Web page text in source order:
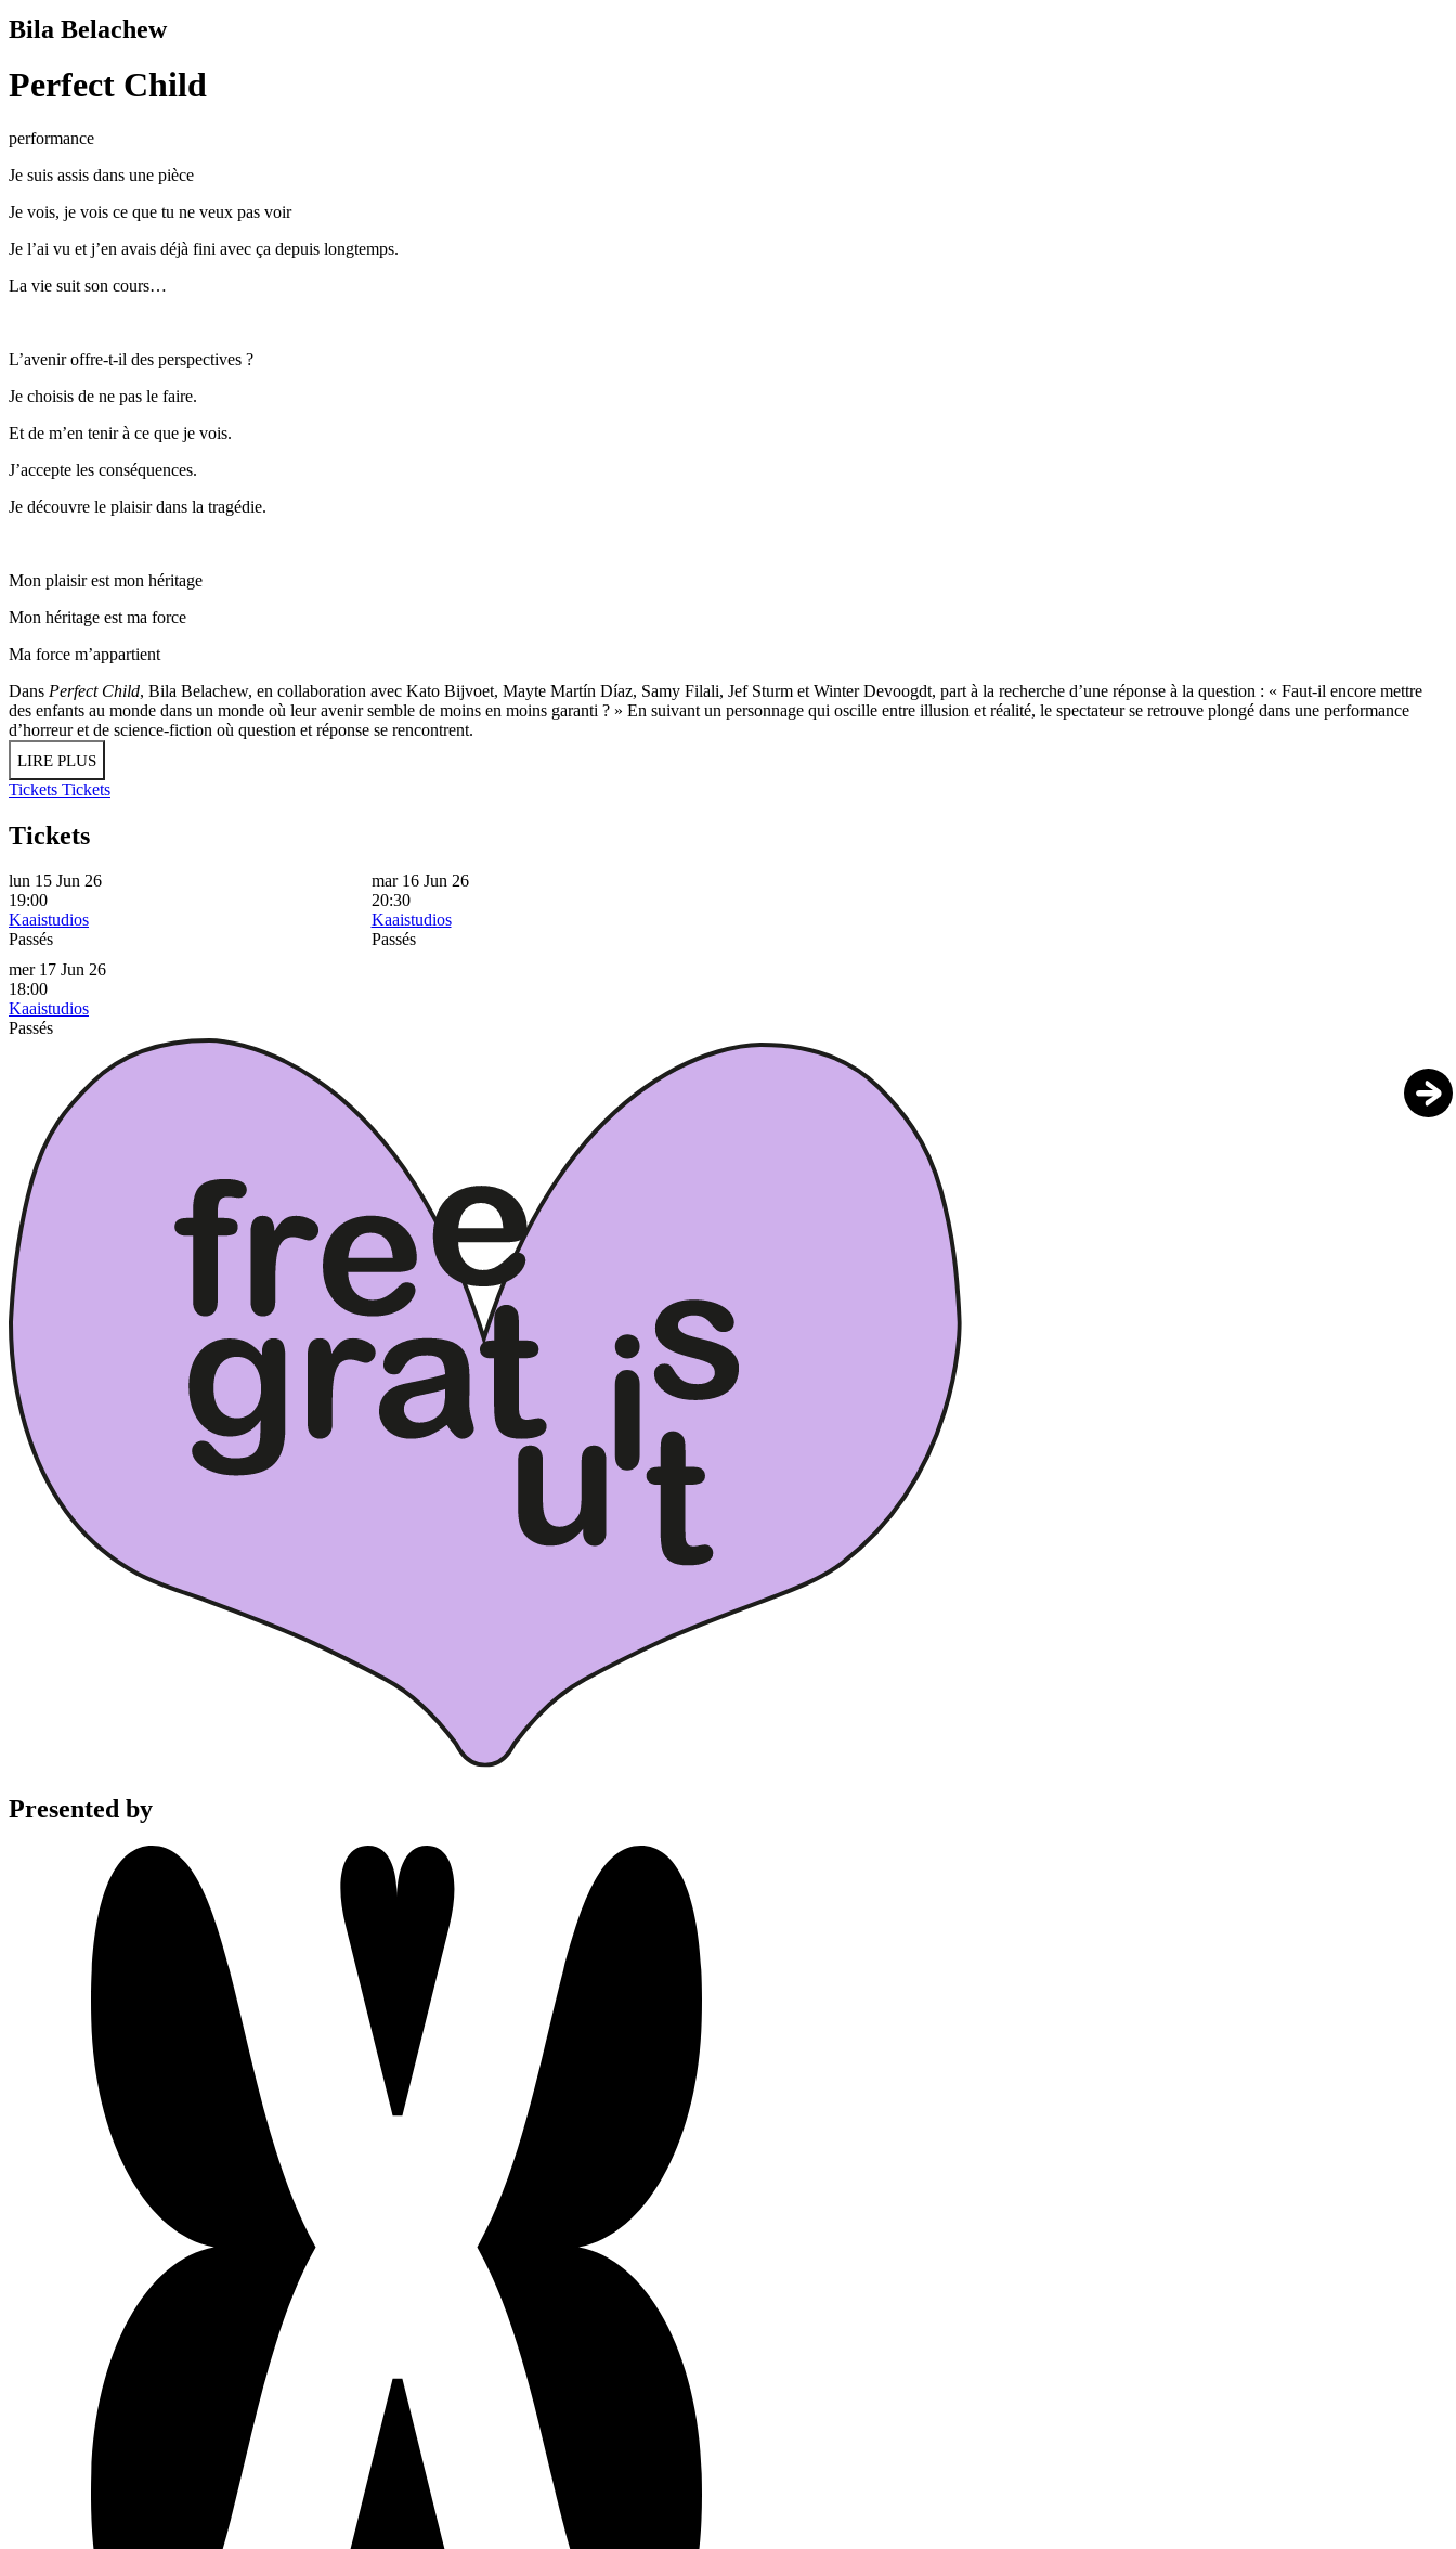
Bila Belachew
Perfect Child
performance
Je suis assis dans une pièce
Je vois, je vois ce que tu ne veux pas voir
Je l’ai vu et j’en avais déjà fini avec ça depuis longtemps.
La vie suit son cours…
L’avenir offre-t-il des perspectives ?
Je choisis de ne pas le faire.
Et de m’en tenir à ce que je vois.
J’accepte les conséquences.
Je découvre le plaisir dans la tragédie.
Mon plaisir est mon héritage
Mon héritage est ma force
Ma force m’appartient
Dans Perfect Child, Bila Belachew, en collaboration avec Kato Bijvoet, Mayte Martín Díaz, Samy Filali, Jef Sturm et Winter Devoogdt, part à la recherche d’une réponse à la question : « Faut-il encore mettre
des enfants au monde dans un monde où leur avenir semble de moins en moins garanti ? » En suivant un personnage qui oscille entre illusion et réalité, le spectateur se retrouve plongé dans une performance
d’horreur et de science-fiction où question et réponse se rencontrent.
LIRE PLUS
Tickets Tickets
Tickets
lun 15 Jun 26
19:00
Kaaistudios
Passés
mar 16 Jun 26
20:30
Kaaistudios
Passés
mer 17 Jun 26
18:00
Kaaistudios
Passés
Presented by